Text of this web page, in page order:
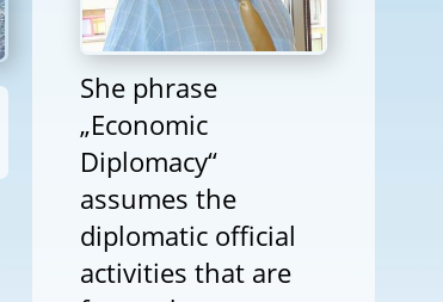
She phrase
„Economic
Diplomacy“
assumes the
diplomatic official
activities that are